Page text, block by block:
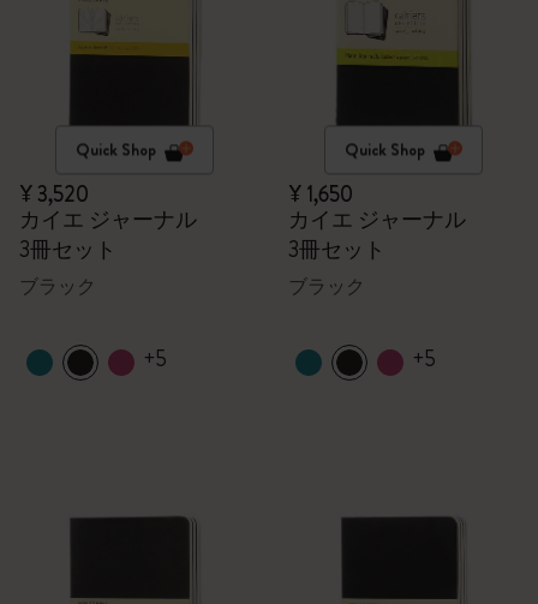
Quick Shop
¥ 3,520
カイエ ジャーナル
3冊セット
ブラック
+5
Quick Shop
¥ 1,650
カイエ ジャーナル
3冊セット
ブラック
+5